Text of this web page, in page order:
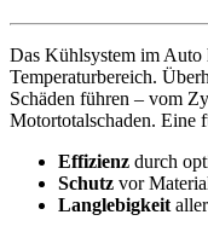
Das Kühlsystem im Auto
Temperaturbereich.
Schäden führen – vom
Motortotalschaden. Eine
Effizienz durch
Schutz vor
Langlebigkeit